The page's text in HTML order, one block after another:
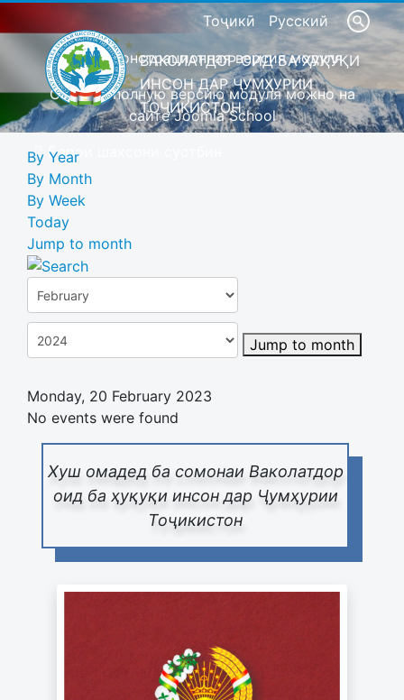
Тоҷикӣ Русский
Это демонстрационная версия модуля
Скачать полную версию модуля можно на
сайте Joomla School
Барои шахсони сустбин
ВАКОЛАТДОР ОИД БА ҲУҚУҚИ
ИНСОН ДАР ҶУМҲУРИИ
ТОҶИКИСТОН
Хуш омадед ба сомонаи Ваколатдор
оид ба ҳуқуқи инсон дар Ҷумҳурии
Тоҷикистон
By Year
By Month
By Week
Today
Jump to month
Jump to month
Monday, 20 February 2023
No events were found